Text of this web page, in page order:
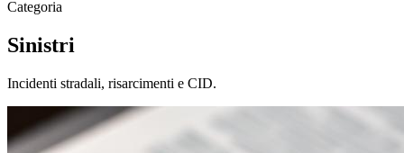
Categoria
Sinistri
Incidenti stradali, risarcimenti e CID.